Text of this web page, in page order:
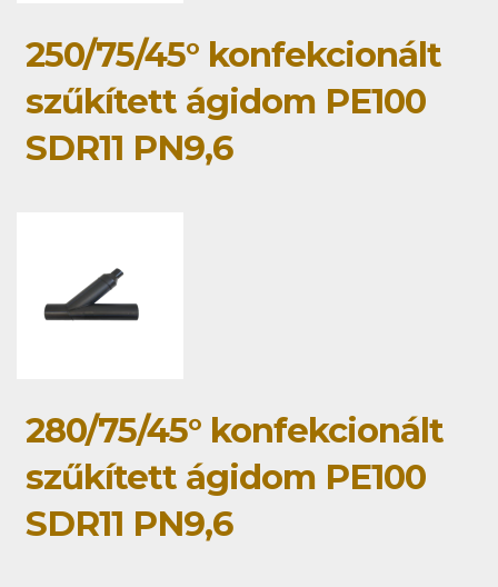
250/75/45° konfekcionált
szűkített ágidom PE100
SDR11 PN9,6
280/75/45° konfekcionált
szűkített ágidom PE100
SDR11 PN9,6